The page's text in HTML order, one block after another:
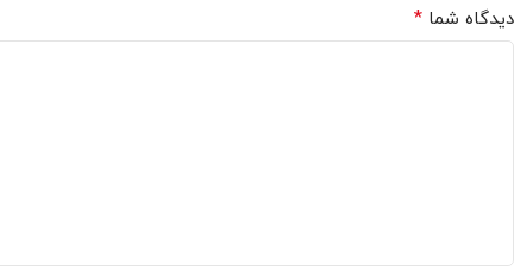
دیدگاه شما *